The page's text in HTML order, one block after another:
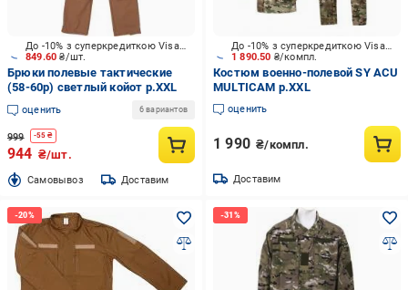
849.60₴/шт.
До -10% з суперкредиткою Visa Вигода
Брюки полевые тактические
(58-60р) светлый койот р.XXL
оценить 6 вариантов
999 -55 ₴
944 ₴/шт.
Cамовывоз Доставим
1 890.50 ₴/компл.
До -10% з суперкредиткою Visa Вигода
Костюм военно-полевой SY ACU
MULTICAM р.XXL
оценить
1 990 ₴/компл.
Доставим